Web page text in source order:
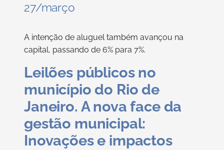
27/março
A intenção de aluguel também avançou na
capital, passando de 6% para 7%.
Leilões públicos no
município do Rio de
Janeiro. A nova face da
gestão municipal:
Inovações e impactos